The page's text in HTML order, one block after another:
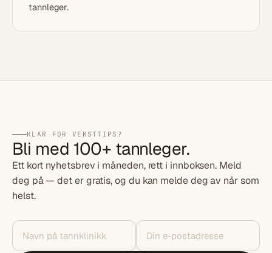
tannleger.
KLAR FOR VEKSTTIPS?
Bli med 100+ tannleger.
Ett kort nyhetsbrev i måneden, rett i innboksen. Meld
deg på — det er gratis, og du kan melde deg av når som
helst.